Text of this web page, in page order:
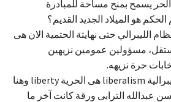
يسمح بمنح مساحة للمبادرة
هو الميلاد الجديد القديم؟
الليبرالي حتى نهايتة الحتمية الان هى
مسؤولين عمومين نزيهين
حرة نزيهه.
* من أعمق التزامات الليبرالية liberalism هى الحرية liberty وهنا
عبدالله الترابى ورقة كانت آخر ما